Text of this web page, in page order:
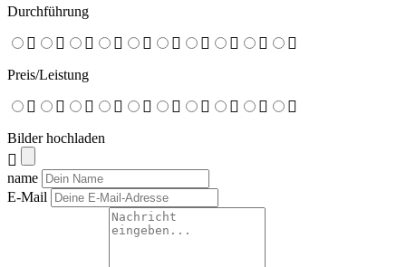
Durchführung
Preis/Leistung
Bilder hochladen
name
E-Mail